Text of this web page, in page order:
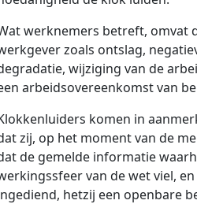
werknemers betreft, omvat
zoals ontslag,
wijziging van de
arbeidsovereenkomst van
komen in
zij, op het moment van de
de gemelde informatie
van de wet viel,
hetzij een openbare